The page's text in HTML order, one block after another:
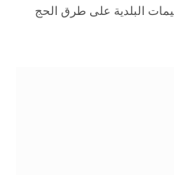
البلدية على طرق الحج